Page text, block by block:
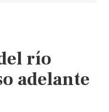
río
adelante